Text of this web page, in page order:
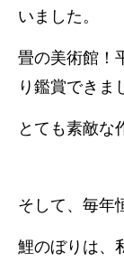
いました。
畳の美術館！
り鑑賞できま
とても素敵な
そして、毎年
鯉のぼりは、